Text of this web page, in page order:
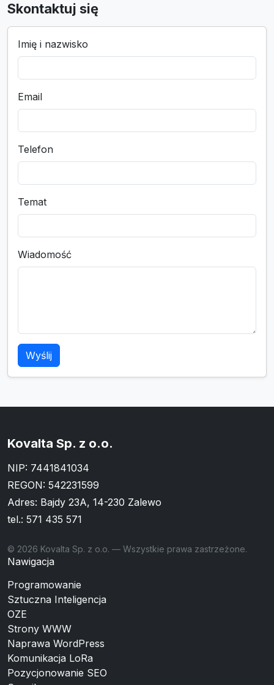
Skontaktuj się
Imię i nazwisko
Email
Telefon
Temat
Wiadomość
Wyślij
Kovalta Sp. z o.o.
NIP: 7441841034
REGON: 542231599
Adres: Bajdy 23A, 14-230 Zalewo
tel.: 571 435 571
© 2026 Kovalta Sp. z o.o. — Wszystkie prawa zastrzeżone.
Nawigacja
Programowanie
Sztuczna Inteligencja
OZE
Strony WWW
Naprawa WordPress
Komunikacja LoRa
Pozycjonowanie SEO